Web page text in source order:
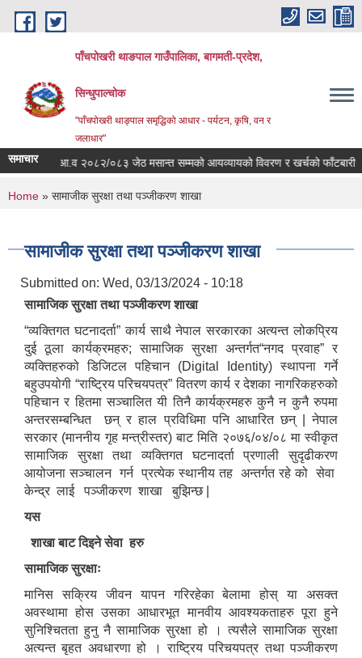
Skip to main content
पाँचपोखरी थाङपाल गाउँपालिका, बागमती-प्रदेश,
सिन्धुपाल्चोक
"पाँचपोखरी थाङ्पाल समृद्धिको आधार - पर्यटन, कृषि, वन र
जलाधार"
समाचारआ.व २०८२/०८३ जेठ मसान्त सम्मको आयव्यायको विवरण र खर्चको फाँटबारी ।
You are here
Home » सामाजीक सुरक्षा तथा पञ्जीकरण शाखा
सामाजीक सुरक्षा तथा पञ्जीकरण शाखा
Submitted on: Wed, 03/13/2024 - 10:18
सामाजिक सुरक्षा तथा पञ्जीकरण शाखा
“व्यक्तिगत घटनादर्ता” कार्य साथै नेपाल सरकारका अत्यन्त लोकप्रिय
दुई ठूला कार्यक्रमहरु; सामाजिक सुरक्षा अन्तर्गत“नगद प्रवाह” र
व्यक्तिहरुको डिजिटल पहिचान (Digital Identity) स्थापना गर्ने
बहुउपयोगी “राष्ट्रिय परिचयपत्र” वितरण कार्य र देशका नागरिकहरुको
पहिचान र हितमा सञ्चालित यी तिनै कार्यक्रमहरु कुनै न कुनै रुपमा
अन्तरसम्बन्धित छन् र हाल प्रविधिमा पनि आधारित छन् | नेपाल
सरकार (माननीय गृह मन्त्रीस्तर) बाट मिति २०७६/०४/०८ मा स्वीकृत
सामाजिक सुरक्षा तथा व्यक्तिगत घटनादर्ता प्रणाली सुदृढीकरण
आयोजना सञ्चालन गर्न प्रत्येक स्थानीय तह अन्तर्गत रहे को सेवा
केन्द्र लाई पञ्जीकरण शाखा बुझिन्छ |
यस
शाखा बाट दिइने सेवा हरु
सामाजिक सुरक्षाः
मानिस सक्रिय जीवन यापन गरिरहेका बेलामा होस् या असक्त
अवस्थामा होस उसका आधारभूत मानवीय आवश्यकताहरु पूरा हुने
सुनिश्चितता हुनु नै सामाजिक सुरक्षा हो । त्यसैले सामाजिक सुरक्षा
अत्यन्त बृहत अवधारणा हो । राष्ट्रिय परिचयपत्र तथा पञ्जीकरण